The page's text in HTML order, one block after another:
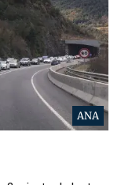
ANA